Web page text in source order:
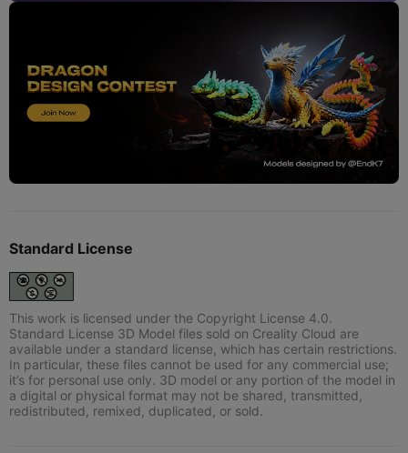
Standard License
This work is licensed under the Copyright License 4.0.
Standard License 3D Model files sold on Creality Cloud are
available under a standard license, which has certain restrictions.
In particular, these files cannot be used for any commercial use;
it’s for personal use only. 3D model or any portion of the model in
a digital or physical format may not be shared, transmitted,
redistributed, remixed, duplicated, or sold.